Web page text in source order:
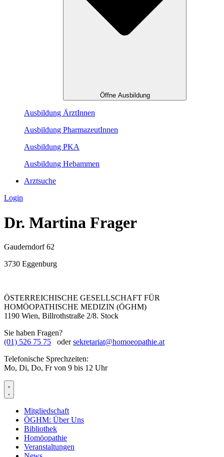
Öffne Ausbildung
Ausbildung ÄrztInnen
Ausbildung PharmazeutInnen
Ausbildung PKA
Ausbildung Hebammen
Arztsuche
Login
Dr. Martina Frager
Gauderndorf 62
3730 Eggenburg
ÖSTERREICHISCHE GESELLSCHAFT FÜR
HOMÖOPATHISCHE MEDIZIN (ÖGHM)
1190 Wien, Billrothstraße 2/8. Stock
Sie haben Fragen?
(01) 526 75 75 odersekretariat@homoeopathie.at
Telefonische Sprechzeiten:
Mo, Di, Do, Fr von 9 bis 12 Uhr
Mitgliedschaft
ÖGHM: Über Uns
Bibliothek
Homöopathie
Veranstaltungen